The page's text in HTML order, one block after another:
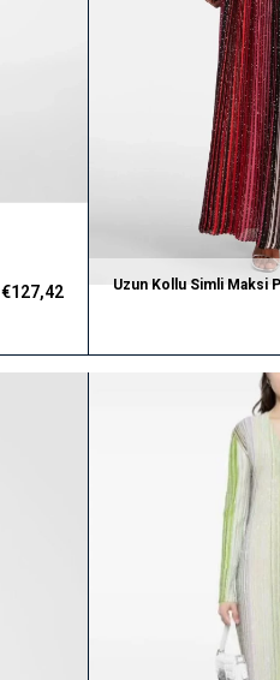
€127,42
Uzun Kollu Simli Maksi